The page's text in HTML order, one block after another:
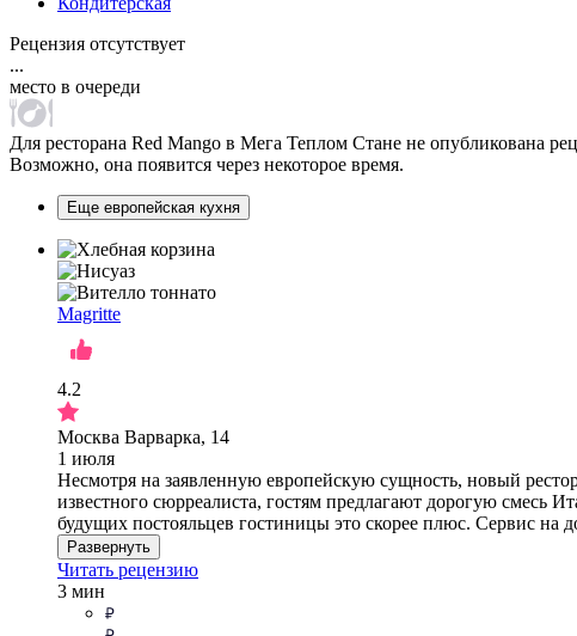
Рецензия отсутствует
...
место в очереди
Для ресторана Red Mango в Мега Теплом Стане не опубликована
Возможно, она появится через некоторое время.
Еще европейская кухня
Magritte
4.2
Москва Варварка, 14
1 июля
Несмотря на заявленную европейскую сущность, новый
известного сюрреалиста, гостям предлагают дорогую смесь
будущих постояльцев гостиницы это скорее плюс. Сервис на
Развернуть
Читать рецензию
3 мин